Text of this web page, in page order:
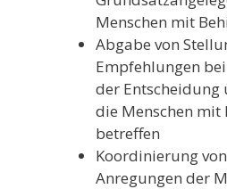
Menschen mit
Abgabe von
Empfehlungen
der Entscheidung
die Menschen mit
betreffen
Koordinierung
Anregungen der